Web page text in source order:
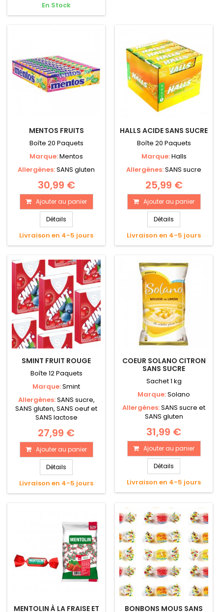
En Stock
MENTOS FRUITS
Boîte 20 Paquets
Marque:Mentos
Allergènes:SANS gluten
30,99 €
Ajouter au panier
Détails
Livraison en 4-5 jours
HALLS ACIDE SANS SUCRE
Boîte 20 Paquets
Marque:Halls
Allergènes:SANS sucre
25,99 €
Ajouter au panier
Détails
Livraison en 4-5 jours
SMINT FRUIT ROUGE
Boîte 12 Paquets
Marque:Smint
Allergènes:SANS sucre,
SANS gluten, SANS oeuf et
SANS lactose
27,99 €
Ajouter au panier
Détails
Livraison en 4-5 jours
COEUR SOLANO CITRON
SANS SUCRE
Sachet 1 kg
Marque:Solano
Allergènes:SANS sucre et
SANS gluten
31,99 €
Ajouter au panier
Détails
Livraison en 4-5 jours
MENTOLIN À LA FRAISE ET
BONBONS MOUS SANS